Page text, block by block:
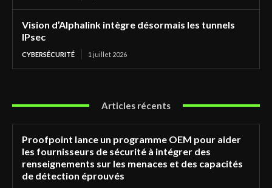
Vision d’Alphalink intègre désormais les tunnels
IPsec
CYBERSÉCURITÉ 1 juillet 2026
Articles récents
Proofpoint lance un programme OEM pour aider
les fournisseurs de sécurité à intégrer des
renseignements sur les menaces et des capacités
de détection éprouvés